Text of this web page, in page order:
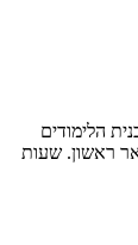
הלימודים
ראשון. שעות